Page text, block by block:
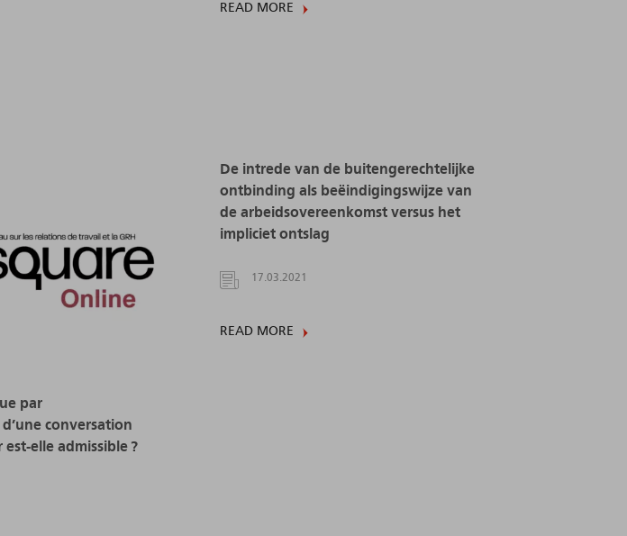
READ MORE
par
conversation
est-elle admissible ?
De intrede van de buitengerechtelijke
ontbinding als beëindigingswijze van
de arbeidsovereenkomst versus het
impliciet ontslag
17.03.2021
READ MORE